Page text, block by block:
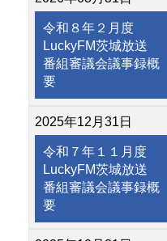
令和８年２月度
LuckyFM茨城放送
番組審議会議事録概
要
2025年12月31日
令和７年１１月度
LuckyFM茨城放送
番組審議会議事録概
要